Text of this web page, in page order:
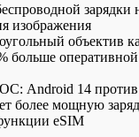
зарядки
изображения
объектив
больше
Android 14
более мощную
eSIM